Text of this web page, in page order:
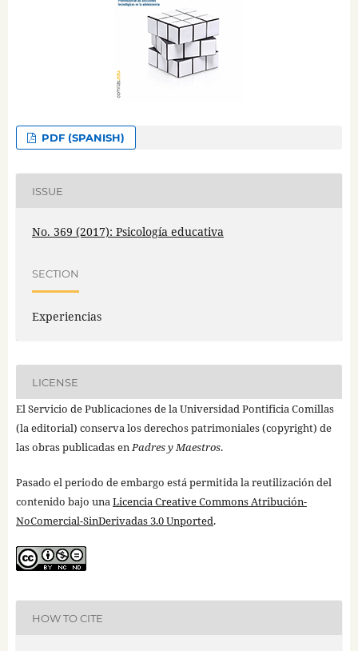
PDF (SPANISH)
ISSUE
No. 369 (2017): Psicología educativa
SECTION
Experiencias
LICENSE
El Servicio de Publicaciones de la Universidad Pontificia Comillas
(la editorial) conserva los derechos patrimoniales (copyright) de
las obras publicadas enPadres y Maestros.
Pasado el periodo de embargo está permitida la reutilización del
contenido bajo unaLicencia Creative Commons Atribución-
NoComercial-SinDerivadas 3.0 Unported.
HOW TO CITE